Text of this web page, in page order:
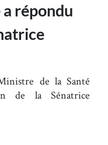
répondu
de la Santé
de la Sénatrice